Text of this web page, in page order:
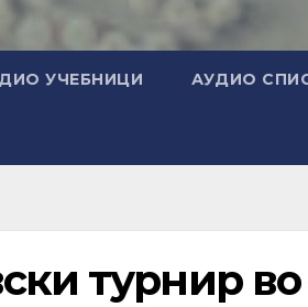
УЧЕБНИЦИ АУДИО
турнир во